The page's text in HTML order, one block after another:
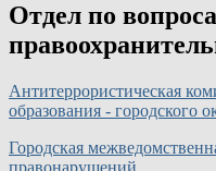
Отдел по
Антитеррористическая
образования - городского
Городская
правонарушений